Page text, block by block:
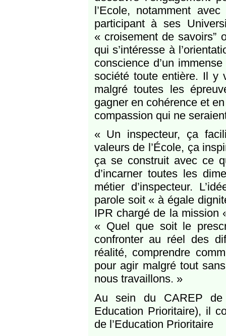
l’Ecole, notamment
participant à ses
« croisement de savoirs”
qui s’intéresse à
conscience d’un
société toute entière. Il y
malgré toutes les
gagner en cohérence et
compassion qui ne
« Un inspecteur, ça
valeurs de l’École, ça
ça se construit avec ce
d’incarner toutes les
métier d’inspecteur.
parole soit « à égale
IPR chargé de la mission
« Quel que soit le
confronter au réel des
réalité, comprendre
pour agir malgré tout
nous travaillons. »
Au sein du CAREP de
Education Prioritaire), il
de l’Education Prioritaire